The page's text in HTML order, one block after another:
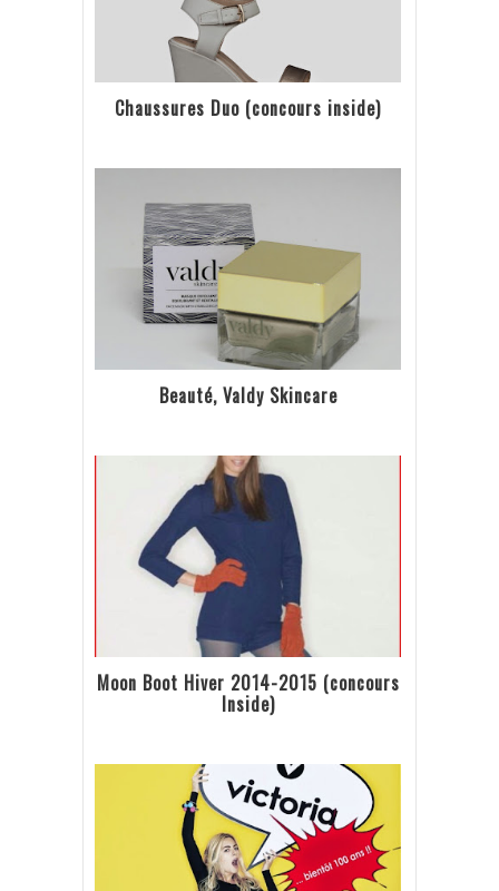
Chaussures Duo (concours inside)
Beauté, Valdy Skincare
Moon Boot Hiver 2014-2015 (concours
Inside)